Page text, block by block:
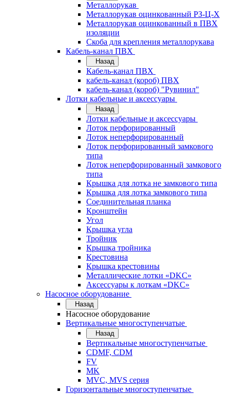
Металлорукав
Металлорукав оцинкованный РЗ-Ц-Х
Металлорукав оцинкованный в ПВХ
изоляции
Скоба для крепления металлорукава
Кабель-канал ПВХ
Назад
Кабель-канал ПВХ
кабель-канал (короб) ПВХ
кабель-канал (короб) "Рувинил"
Лотки кабельные и аксессуары
Назад
Лотки кабельные и аксессуары
Лоток перфорированный
Лоток неперфорированный
Лоток перфорированный замкового
типа
Лоток неперфорированный замкового
типа
Крышка для лотка не замкового типа
Крышка для лотка замкового типа
Соединительная планка
Кронштейн
Угол
Крышка угла
Тройник
Крышка тройника
Крестовина
Крышка крестовины
Металлические лотки «DKC»
Аксессуары к лоткам «DKC»
Насосное оборудование
Назад
Насосное оборудование
Вертикальные многоступенчатые
Назад
Вертикальные многоступенчатые
CDMF, CDM
FV
MK
MVC, MVS серия
Горизонтальные многоступенчатые